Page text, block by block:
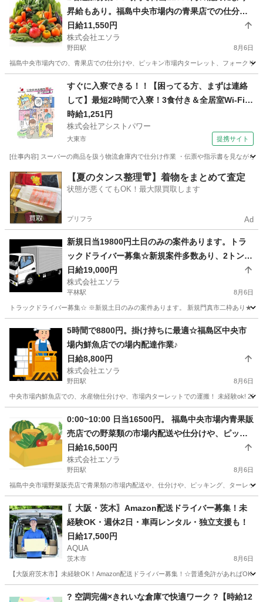
昇給もあり。福島中央市場内の青果店での仕分
け、ピッキング、ターレット、フォークリフトに
よる運搬など。業務委託。掛け持ちok
日給11,550円
株式会社エソラ
野田駅 8月6日
福島中央市場内での、青果店での仕分けや、ピッキン市場内ターレット、フォークリ
野田駅 配送
すぐに入寮できる！！【困ってる方、まずは連絡
して】最短2時間で入寮！3食付き＆全居室Wi-Fi有
り！調味料のピッキング作業【お迎え＆即入寮o
k!!】
時給1,251円
株式会社アシストパワー
大東市 提携サイト
[仕事内容] スーパーの商品を扱う物流倉庫内で仕分け作業 ・伝票や指示書を見ながら
大阪 大東市 その他
【夏のタンス整理👘】着物をまとめて査定
状態が悪くてもOK！最大限買取します
プリフラ Ad
新規日当19800円土日のみの案件あります。トラ
ックドライバー募集☆新規案件多数あり、2トン〜
4トン、大型など。トラック代行運転。日当19,000
円など。 勤務地多数。門真市、大阪市、堺、東大
阪近郊など。2〜４トントラックでの企業配、給食
配送、廃油配送、建材の配送、水回り製品備品配
送など。
日給19,000円
株式会社エソラ
平林駅 8月6日
トラックドライバー募集☆ ※新規土日のみの案件あります。 新規門真市二枠あり★
平林駅 ドライバー 大型
5時間で8800円。掛け持ちに最適☆福島区中央市
場内鮮魚店での場内配達作業♪
日給8,800円
株式会社エソラ
野田駅 8月6日
中央市場内鮮魚店での、水産物仕分けや、市場内ターレットでの運搬！ 未経験ok!
配送
0:00~10:00 日当16500円。 福島中央市場内青果販
売店での野菜類の市場内配送や仕分けや、ピッキ
ング、ターレットでの運搬など。
日給16,500円
株式会社エソラ
野田駅 8月6日
福島中央市場野菜販売店で青果類の市場内配送や、仕分けや、ピッキング、ターレ
野田駅 ドライバー
〖大阪・茨木〗Amazon配送ドライバー募集！未
経験OK・週休2日・車両レンタル・独立支援も！
日給17,500円
AQUA
茨木市 8月6日
【大阪府茨木市】未経験OK！Amazon配送ドライバー募集！☆普通免許があればOK
ドライバー Amazon
? 空調完備×きれいな倉庫で快適ワーク ?【時給12